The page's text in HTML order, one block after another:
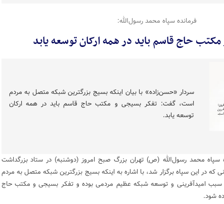
فرمانده سپاه محمد رسول‌الله:
حاج قاسم باید در همه ارکان توسعه یابد
سردار «حسن‌زاده» با بیان اینکه بسیج بزرگترین شبکه متصل به مردم
است، گفت: تفکر بسیجی و مکتب حاج قاسم باید در همه ارکان
توسعه یابد.
محمد رسول‌الله (ص) تهران بزرگ صبح امروز (دوشنبه) در ستاد بزرگداشت
که در این سپاه برگزار شد، با اشاره به اینکه بسیج بزرگترین شبکه متصل به مردم
امیدآفرینی و توسعه شبکه عظیم مردمی بوده و تفکر بسیجی و مکتب حاج
شود.